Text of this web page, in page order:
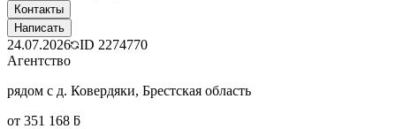
Контакты
Написать
24.07.2026 ID 2274770
Агентство
рядом с д. Ковердяки, Брестская область
от 351 168 ƃ